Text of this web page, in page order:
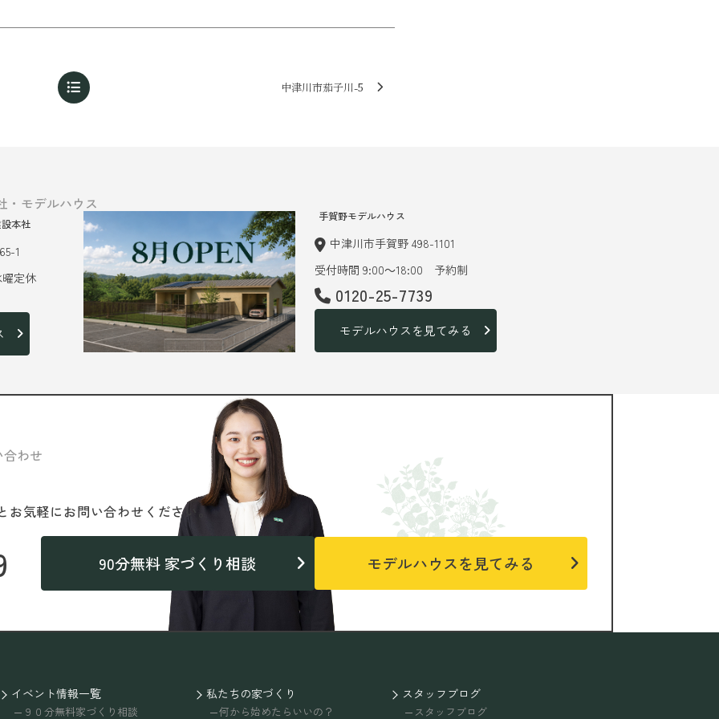
中津川市茄子川-5
・モデルハウス
本社
1
定休
手賀野モデルハウス
中津川市手賀野 498-1101
受付時間 9:00～18:00 予約制
0120-25-7739
モデルハウスを見てみる
わせ
お気軽にお問い合わせください。
90分無料 家づくり相談 モデルハウスを見てみる
イベント情報一覧
９０分無料家づくり相談
私たちの家づくり
何から始めたらいいの？
スタッフブログ
スタッフブログ